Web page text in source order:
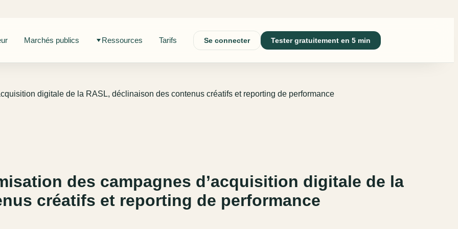
Marchés publics Ressources Tarifs Se connecter Tester gratuitement en 5 min
digitale de la RASL, déclinaison des contenus créatifs et reporting de performance
des campagnes d’acquisition digitale de la
créatifs et reporting de performance